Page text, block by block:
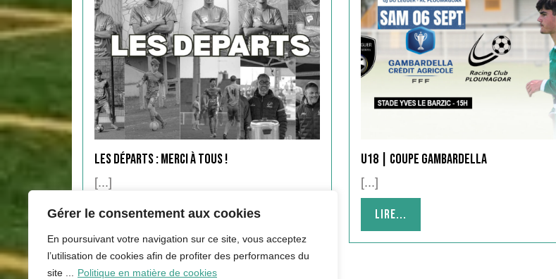
Gérer le consentement aux cookies
En poursuivant votre navigation sur ce site, vous acceptez
l’utilisation de cookies afin de profiter des performances du
site ...
Politique en matière de cookies
Les départs : Merci à tous !
[...]
Lire...Lire...
U18 | COUPE GAMBARDELLA
[...]
Lire...